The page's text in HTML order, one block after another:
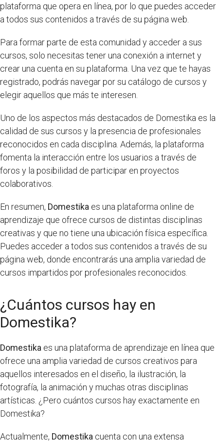
plataforma que opera en línea, por lo que puedes acceder
a todos sus contenidos a través de su página web.
Para formar parte de esta comunidad y acceder a sus
cursos, solo necesitas tener una conexión a internet y
crear una cuenta en su plataforma. Una vez que te hayas
registrado, podrás navegar por su catálogo de cursos y
elegir aquellos que más te interesen.
Uno de los aspectos más destacados de Domestika es la
calidad de sus cursos y la presencia de profesionales
reconocidos en cada disciplina. Además, la plataforma
fomenta la interacción entre los usuarios a través de
foros y la posibilidad de participar en proyectos
colaborativos.
En resumen, Domestika es una plataforma online de
aprendizaje que ofrece cursos de distintas disciplinas
creativas y que no tiene una ubicación física específica.
Puedes acceder a todos sus contenidos a través de su
página web, donde encontrarás una amplia variedad de
cursos impartidos por profesionales reconocidos.
¿Cuántos cursos hay en
Domestika?
Domestika es una plataforma de aprendizaje en línea que
ofrece una amplia variedad de cursos creativos para
aquellos interesados en el diseño, la ilustración, la
fotografía, la animación y muchas otras disciplinas
artísticas. ¿Pero cuántos cursos hay exactamente en
Domestika?
Actualmente, Domestika cuenta con una extensa